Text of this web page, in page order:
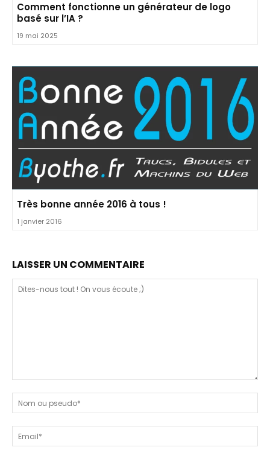
Comment fonctionne un générateur de logo
basé sur l’IA ?
19 mai 2025
Très bonne année 2016 à tous !
1 janvier 2016
LAISSER UN COMMENTAIRE
nous
tout
!
On
vous
ou